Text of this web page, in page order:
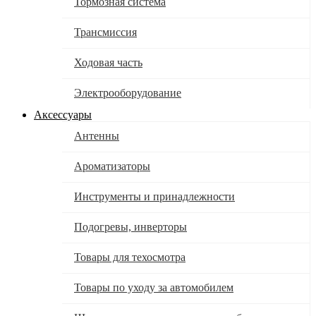
Трансмиссия
Ходовая часть
Электрооборудование
Аксессуары
Антенны
Ароматизаторы
Инструменты и принадлежности
Подогревы, инверторы
Товары для техосмотра
Товары по уходу за автомобилем